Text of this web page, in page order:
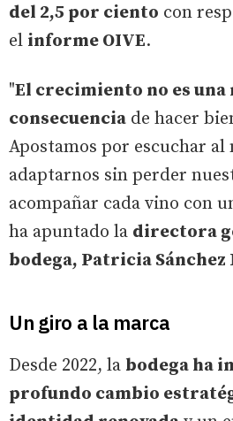
del 2,5 por ciento con
el informe OIVE.
"El crecimiento no es una
consecuencia de hacer
Apostamos por escuchar al
adaptarnos sin perder
acompañar cada vino con
ha apuntado la directora
bodega, Patricia Sánchez
Un giro a la marca
Desde 2022, la bodega ha
profundo cambio